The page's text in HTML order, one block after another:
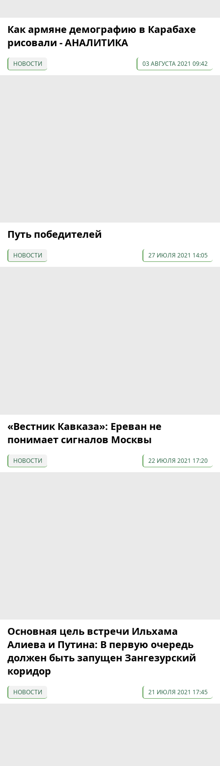
Как армяне демографию в Карабахе
рисовали - АНАЛИТИКА
НОВОСТИ 03 АВГУСТА 2021 09:42
Путь победителей
НОВОСТИ 27 ИЮЛЯ 2021 14:05
«Вестник Кавказа»: Ереван не
понимает сигналов Москвы
НОВОСТИ 22 ИЮЛЯ 2021 17:20
Основная цель встречи Ильхама
Алиева и Путина: В первую очередь
должен быть запущен Зангезурский
коридор
НОВОСТИ 21 ИЮЛЯ 2021 17:45